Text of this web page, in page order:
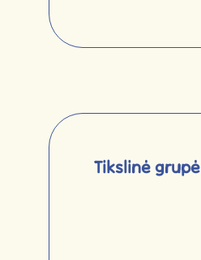
Tikslinė grupė